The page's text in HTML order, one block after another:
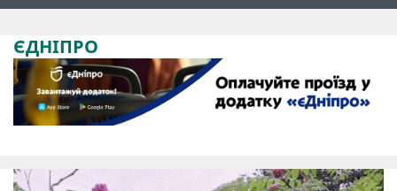
ЄДНІПРО